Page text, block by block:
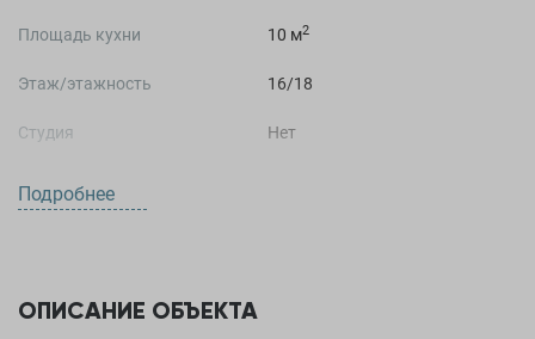
Площадь кухни 10 м2
Этаж/этажность 16/18
Студия Нет
Жилой комплекс
Подробнее
ОПИСАНИЕ ОБЪЕКТА